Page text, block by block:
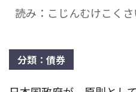
読み：こじんむけこくさ
分類：債券